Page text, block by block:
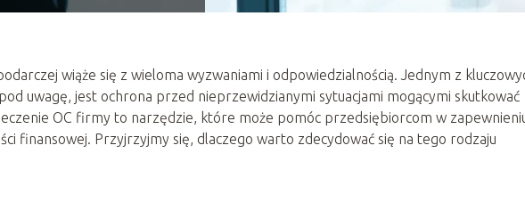
wiąże się z wieloma wyzwaniami i odpowiedzialnością. Jednym z
uwagę, jest ochrona przed nieprzewidzianymi sytuacjami mogącymi skutkować
OC firmy to narzędzie, które może pomóc przedsiębiorcom w
finansowej. Przyjrzyjmy się, dlaczego warto zdecydować się na tego rodzaju